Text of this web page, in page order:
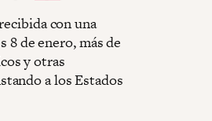
con una
8 de enero, más de
y otras
a los Estados